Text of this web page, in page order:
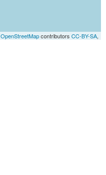
OpenStreetMapcontributors CC-BY-SA,